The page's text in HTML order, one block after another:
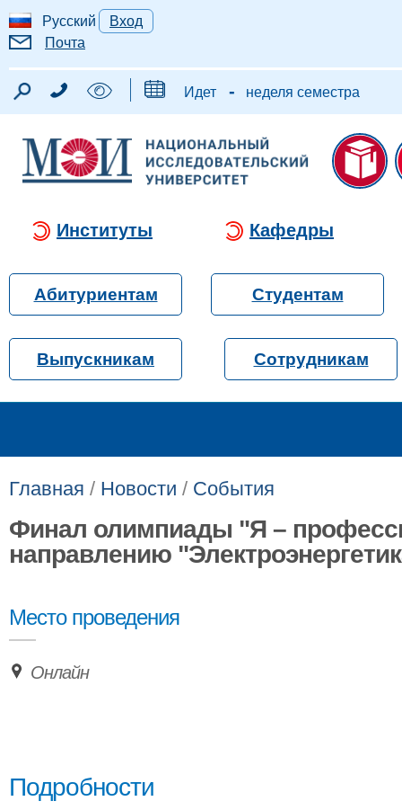
Русский
Вход
Почта
Идет - неделя семестра
Институты Кафедры
Абитуриентам Студентам
Выпускникам Сотрудникам
Главная / Новости / События
Финал олимпиады "Я –
направлению
Место проведения
Онлайн
Подробности